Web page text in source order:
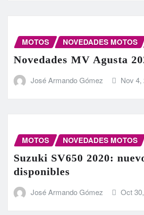
MOTOS NOVEDADES MOTOS
Novedades MV Agusta
José Armando Gómez Nov 4,
MOTOS NOVEDADES MOTOS
Suzuki SV650 2020:
disponibles
José Armando Gómez Oct